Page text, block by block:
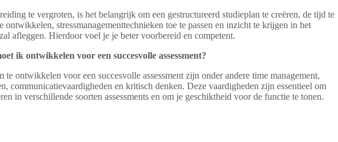
te vergroten, is het belangrijk om een gestructureerd studieplan te creëren, de tijd te
ontwikkelen, stressmanagementtechnieken toe te passen en inzicht te krijgen in het
afleggen. Hierdoor voel je je beter voorbereid en competent.
ik ontwikkelen voor een succesvolle assessment?
ontwikkelen voor een succesvolle assessment zijn onder andere time management,
communicatievaardigheden en kritisch denken. Deze vaardigheden zijn essentieel om
in verschillende soorten assessments en om je geschiktheid voor de functie te tonen.